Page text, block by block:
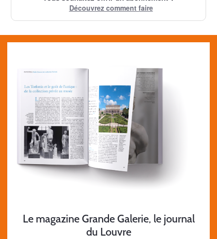
Découvrez comment faire
Le magazine Grande Galerie, le journal
du Louvre